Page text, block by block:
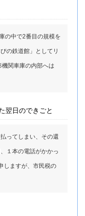
の中で2番目の規模を
の鉄道館」としてリ
関車庫の内部へは
翌日のできごと
ってしまい、その還
１本の電話がかかっ
しますが、市民税の